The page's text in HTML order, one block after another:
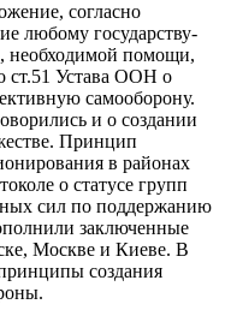
согласно
любому государству-
необходимой помощи,
ст.51 Устава ООН о
самооборону.
и о создании
Принцип
в районах
о статусе групп
сил по поддержанию
заключенные
Москве и Киеве. В
создания